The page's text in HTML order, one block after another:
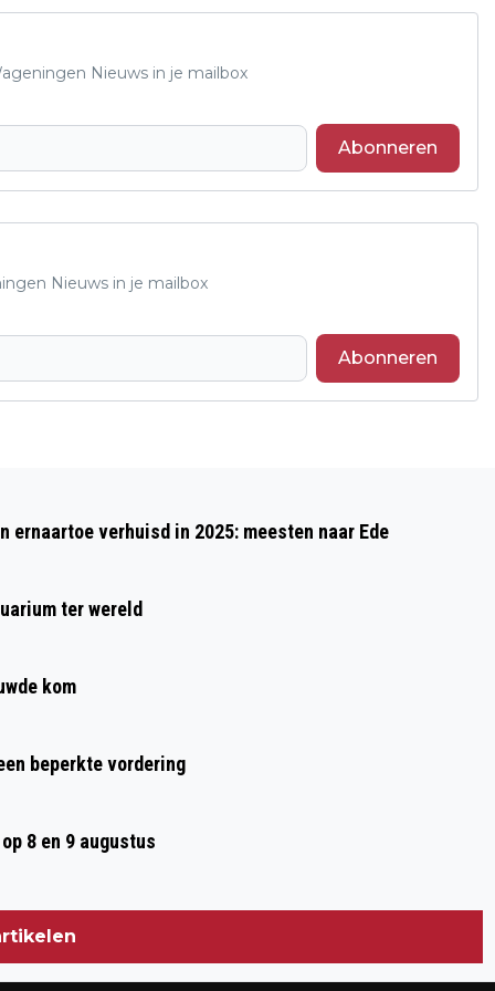
Nieuws in je mailbox
Abonneren
Nieuws in je mailbox
Abonneren
APRIL OM BEZUINIGINGEN ONDERWIJS
ernaartoe verhuisd in 2025: meesten naar Ede
ter wereld
kom
beperkte vordering
8 en 9 augustus